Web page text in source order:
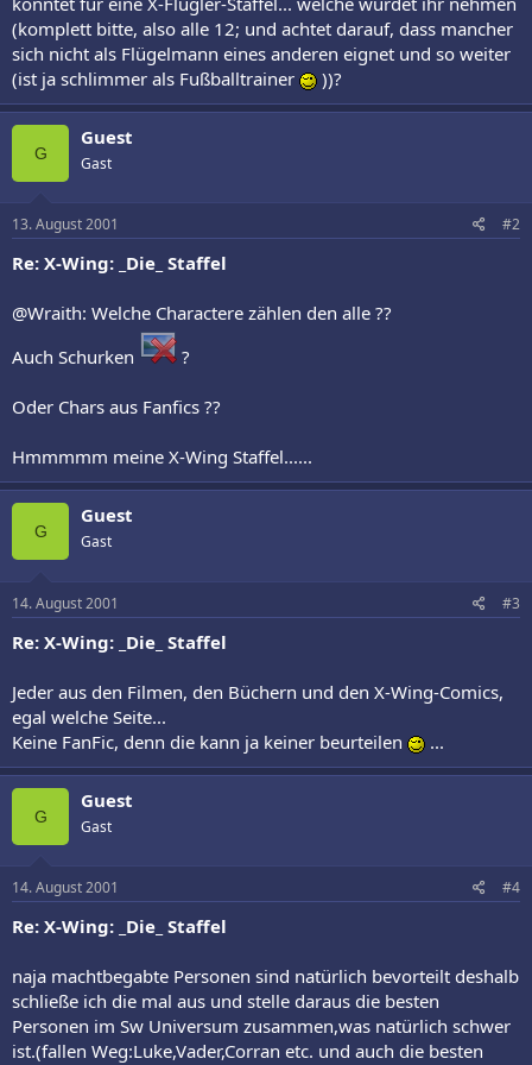
(komplett bitte, also alle 12; und achtet darauf, dass mancher
sich nicht als Flügelmann eines anderen eignet und so weiter
(ist ja schlimmer als Fußballtrainer
))?
G
Guest
Gast
13. August 2001 #2
Re: X-Wing: _Die_ Staffel
@Wraith: Welche Charactere zählen den alle ??
Auch Schurken
?
Oder Chars aus Fanfics ??
Hmmmmm meine X-Wing Staffel......
G
Guest
Gast
14. August 2001 #3
Re: X-Wing: _Die_ Staffel
Jeder aus den Filmen, den Büchern und den X-Wing-Comics,
egal welche Seite...
Keine FanFic, denn die kann ja keiner beurteilen
...
G
Guest
Gast
14. August 2001 #4
Re: X-Wing: _Die_ Staffel
naja machtbegabte Personen sind natürlich bevorteilt deshalb
schließe ich die mal aus und stelle daraus die besten
Personen im Sw Universum zusammen,was natürlich schwer
ist.(fallen Weg:Luke,Vader,Corran etc. und auch die besten